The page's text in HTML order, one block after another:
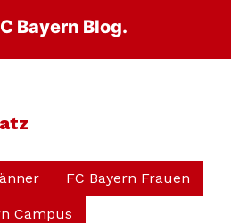
Bayern Blog.
FC Bayern Frauen
Campus